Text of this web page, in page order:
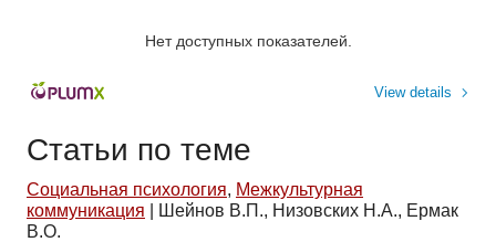
Нет доступных показателей.
View details
Статьи по теме
Социальная психология, Межкультурная
коммуникация
Шейнов В.П., Низовских Н.А., Ермак
В.О.